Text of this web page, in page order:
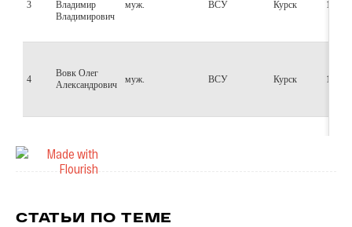
СТАТЬИ ПО ТЕМЕ